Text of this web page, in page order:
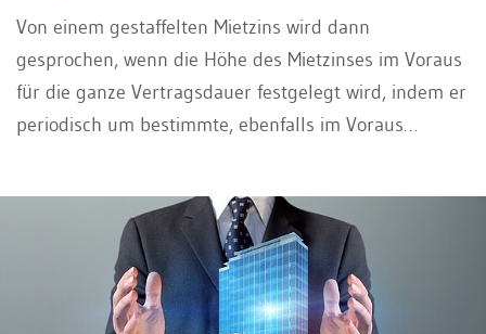
Von einem gestaffelten Mietzins wird dann
gesprochen, wenn die Höhe des Mietzinses im Voraus
für die ganze Vertragsdauer festgelegt wird, indem er
periodisch um bestimmte, ebenfalls im Voraus
Staffelmiete bezeichnet.